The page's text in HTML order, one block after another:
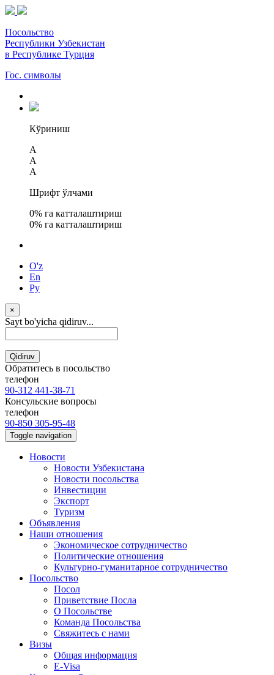
Посольство
Республики Узбекистан
в Республике Турция
Гос. символы
Кўриниш
A
A
A
Шрифт ўлчами
0% га катталаштириш
0% га катталаштириш
O'z
En
Ру
×
Sayt bo'yicha qidiruv...
Qidiruv
Обратитесь в посольство
телефон
90-312 441-38-71
Консульские вопросы
телефон
90-850 305-95-48
Toggle navigation
Новости
Новости Узбекистана
Новости посольства
Инвестиции
Экспорт
Туризм
Объявления
Наши отношения
Экономическое сотрудничество
Политические отношения
Культурно-гуманитарное сотрудничество
Посольство
Посол
Приветствие Посла
О Посольстве
Команда Посольства
Свяжитесь с нами
Визы
Общая информация
E-Visa